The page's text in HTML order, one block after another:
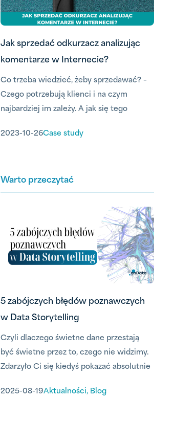
Jak sprzedać odkurzacz analizując
komentarze w Internecie?
Co trzeba wiedzieć, żeby sprzedawać? –
Czego potrzebują klienci i na czym
najbardziej im zależy. A jak się tego
Można ich o to zapytać, ale można też
wypowiedzi konsumentów w Internecie
nazywa się “social listening”. To słuchanie
tego co i w jaki sposób mówią klienci –
bo w ich wypowiedziach można wyczytać
bezcenne insighty.
2023-10-26Case study
Warto przeczytać
5 zabójczych błędów poznawczych
w Data Storytelling
Czyli dlaczego świetne dane przestają
być świetne przez to, czego nie widzimy.
Zdarzyło Ci się kiedyś pokazać absolutnie
usłyszeć: No tak, ale…
2025-08-19Aktualności, Blog